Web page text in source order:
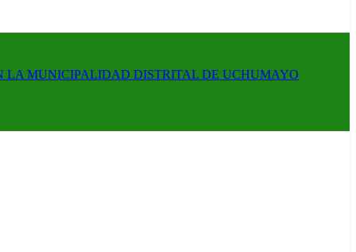
LA MUNICIPALIDAD DISTRITAL DE UCHUMAYO